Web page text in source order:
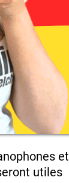
et
utiles